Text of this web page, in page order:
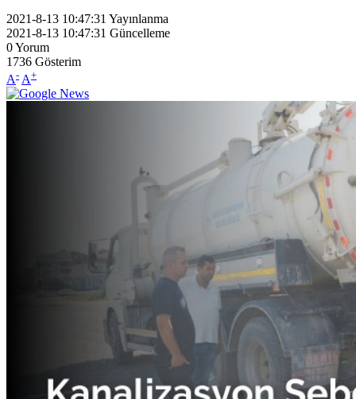
2021-8-13 10:47:31 Yayınlanma
2021-8-13 10:47:31 Güncelleme
0Yorum
1736 Gösterim
A- A+